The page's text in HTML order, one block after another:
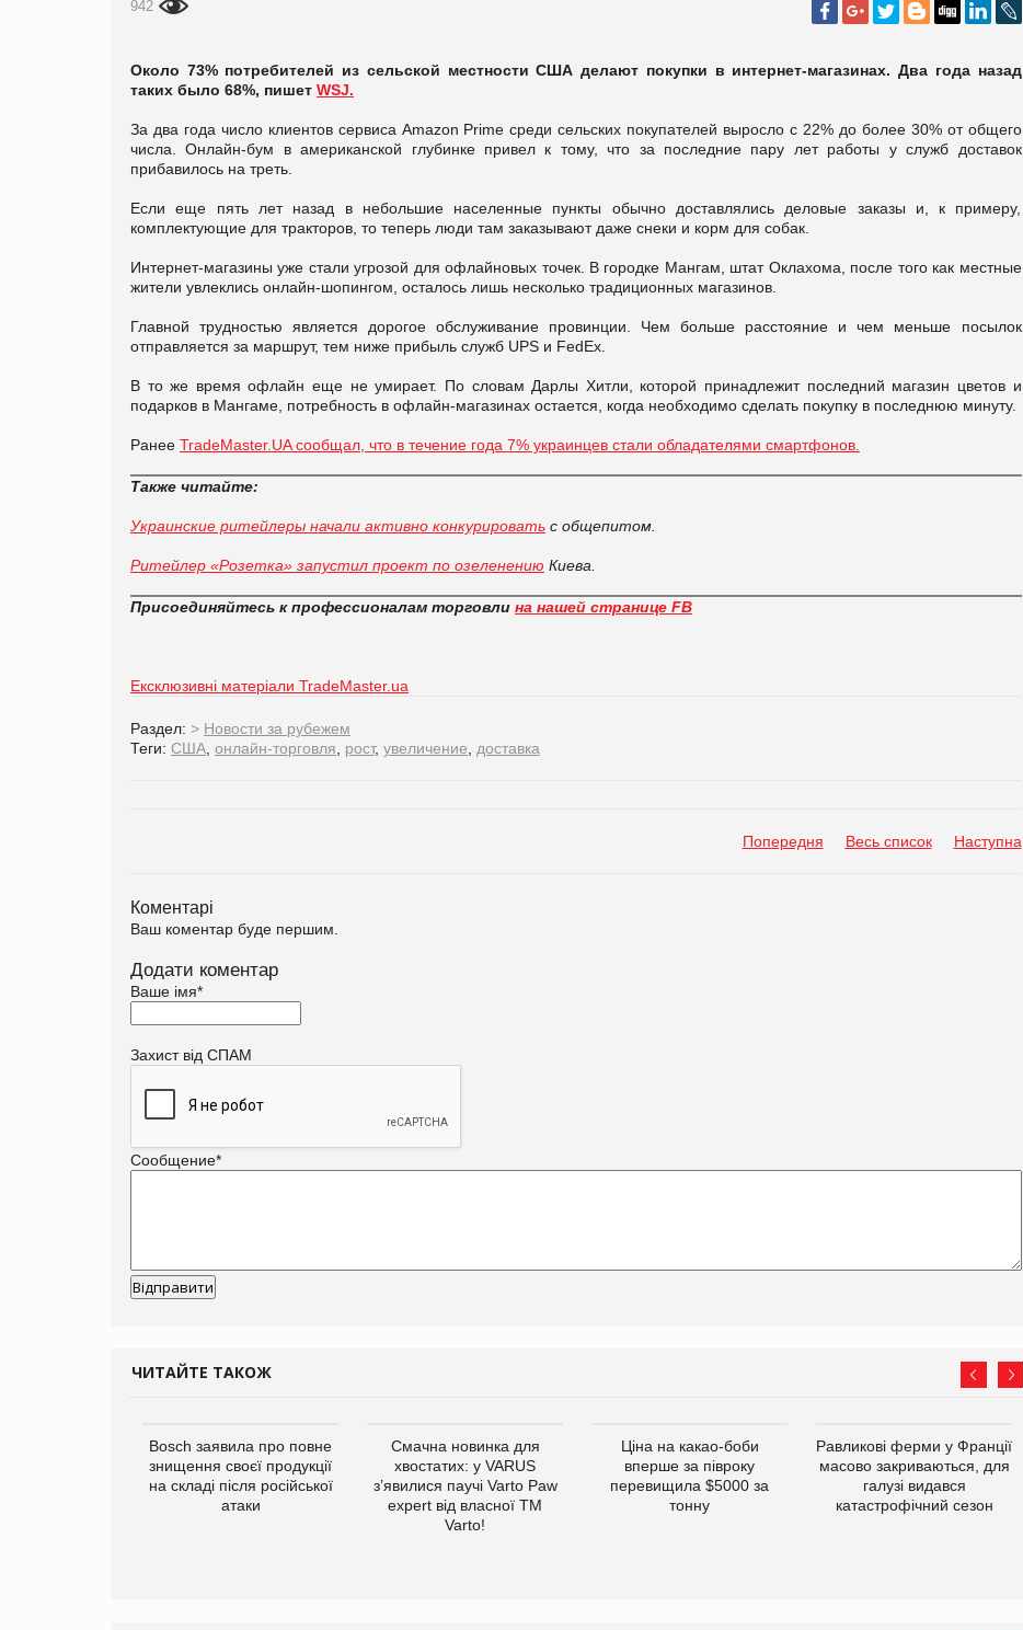
942
Около 73% потребителей из сельской местности США делают покупки в интернет-магазинах. Два года назад
таких было 68%, пишет WSJ.
За два года число клиентов сервиса Amazon Prime среди сельских покупателей выросло с 22% до более 30% от общего
числа. Онлайн-бум в американской глубинке привел к тому, что за последние пару лет работы у служб доставок
прибавилось на треть.
Если еще пять лет назад в небольшие населенные пункты обычно доставлялись деловые заказы и, к примеру,
комплектующие для тракторов, то теперь люди там заказывают даже снеки и корм для собак.
Интернет-магазины уже стали угрозой для офлайновых точек. В городке Мангам, штат Оклахома, после того как местные
жители увлеклись онлайн-шопингом, осталось лишь несколько традиционных магазинов.
Главной трудностью является дорогое обслуживание провинции. Чем больше расстояние и чем меньше посылок
отправляется за маршрут, тем ниже прибыль служб UPS и FedEx.
В то же время офлайн еще не умирает. По словам Дарлы Хитли, которой принадлежит последний магазин цветов и
подарков в Мангаме, потребность в офлайн-магазинах остается, когда необходимо сделать покупку в последнюю минуту.
Ранее TradeMaster.UA сообщал, что в течение года 7% украинцев стали обладателями смартфонов.
Также читайте:
Украинские ритейлеры начали активно конкурировать с общепитом.
Ритейлер «Розетка» запустил проект по озеленению Киева.
Присоединяйтесь к профессионалам торговли на нашей странице FB
Ексклюзивні матеріали TradeMaster.ua
Раздел: > Новости за рубежем
Теги: США онлайн-торговля рост, увеличение доставка
Попередня Весь список Наступна
Коментарі
Ваш коментар буде першим.
Додати коментар
Ваше імя*
Захист від СПАМ
Сообщение*
ЧИТАЙТЕ ТАКОЖ
Bosch заявила про повне
знищення своєї продукції
на складі після російської
атаки
Смачна новинка для
хвостатих: у VARUS
з’явилися паучі Varto Paw
expert від власної ТМ
Varto!
Ціна на какао-боби
вперше за півроку
перевищила $5000 за
тонну
Равликові ферми у Франції
масово закриваються, для
галузі видався
катастрофічний сезон